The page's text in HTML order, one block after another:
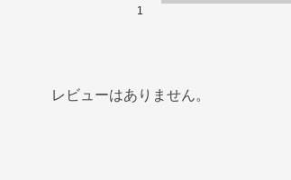
1
レビューはありません。